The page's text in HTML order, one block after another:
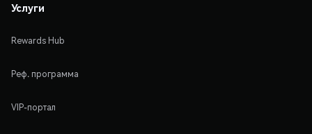
Услуги
Rewards Hub
Реф. программа
VIP-портал